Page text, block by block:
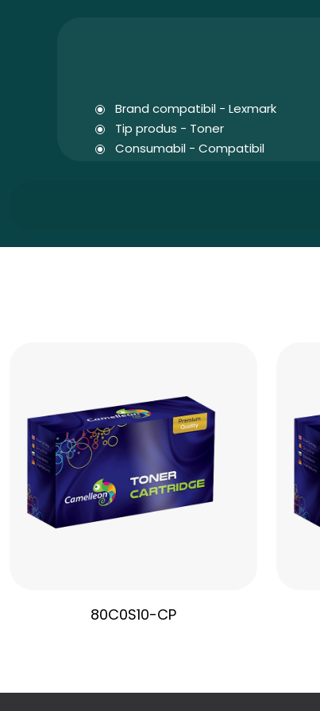
Brand compatibil - Lexmark
Tip produs - Toner
Consumabil - Compatibil
80C0S10-CP